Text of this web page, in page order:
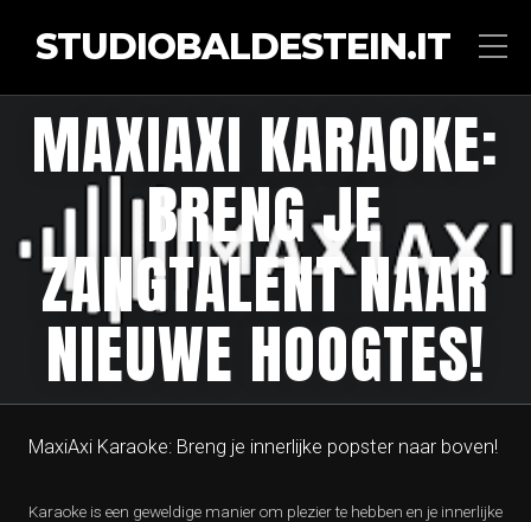
STUDIOBALDESTEIN.IT
MAXIAXI KARAOKE:
BRENG JE
ZANGTALENT NAAR
NIEUWE HOOGTES!
MaxiAxi Karaoke: Breng je innerlijke popster naar boven!
Karaoke is een geweldige manier om plezier te hebben en je innerlijke